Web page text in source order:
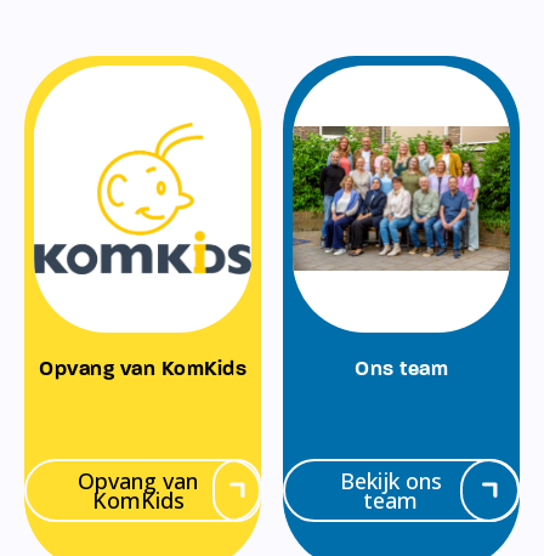
Opvang van KomKids
Opvang van
KomKids
Ons team
Bekijk ons
team